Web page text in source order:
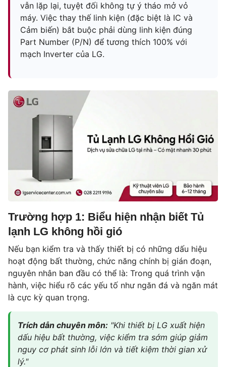
vẫn lặp lại, tuyệt đối không tự ý tháo mở vỏ
máy. Việc thay thế linh kiện (đặc biệt là IC và
Cảm biến) bắt buộc phải dùng linh kiện đúng
Part Number (P/N) để tương thích 100% với
mạch Inverter của LG.
Trường hợp 1: Biểu hiện nhận biết Tủ
lạnh LG không hồi gió
Nếu bạn kiểm tra và thấy thiết bị có những dấu hiệu
hoạt động bất thường, chức năng chính bị gián đoạn,
nguyên nhân ban đầu có thể là: Trong quá trình vận
hành, việc hiểu rõ các yếu tố như ngăn đá và ngăn mát
là cực kỳ quan trọng.
Trích dẫn chuyên môn: "Khi thiết bị LG xuất hiện
dấu hiệu bất thường, việc kiểm tra sớm giúp giảm
nguy cơ phát sinh lỗi lớn và tiết kiệm thời gian xử
lý."